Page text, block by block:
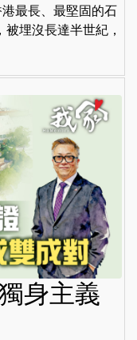
最長、最堅固的石
埋沒長達半世紀，
身主義